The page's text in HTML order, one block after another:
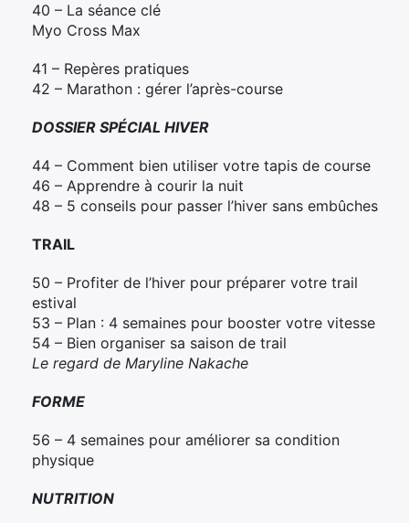
40 – La séance clé
Myo Cross Max
41 – Repères pratiques
42 – Marathon : gérer l’après-course
DOSSIER SPÉCIAL HIVER
44 – Comment bien utiliser votre tapis de course
46 – Apprendre à courir la nuit
48 – 5 conseils pour passer l’hiver sans embûches
TRAIL
50 – Profiter de l’hiver pour préparer votre trail
estival
53 – Plan : 4 semaines pour booster votre vitesse
54 – Bien organiser sa saison de trail
Le regard de Maryline Nakache
FORME
56 – 4 semaines pour améliorer sa condition
physique
NUTRITION